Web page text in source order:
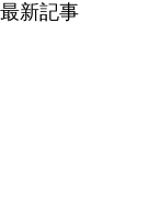
最新記事